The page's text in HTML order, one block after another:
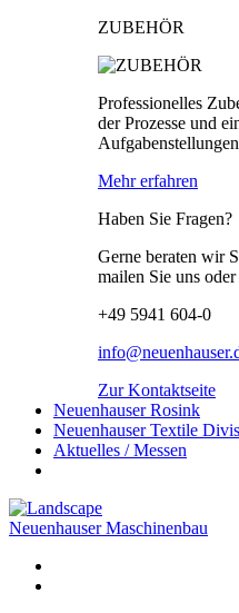
ZUBEHÖR
Professionelles
der Prozesse und
Mehr erfahren
Haben Sie Fragen?
Gerne beraten wir
mailen Sie uns
+49 5941 604-0
Zur Kontaktseite
Neuenhauser Rosink
Neuenhauser Textile
Aktuelles / Messen
Neuenhauser Maschinenbau